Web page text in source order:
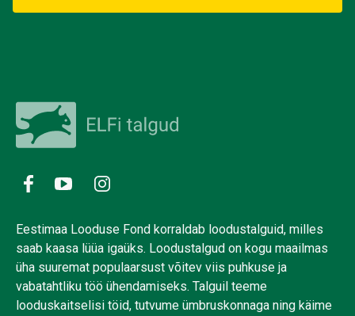
Eestimaa Looduse Fond korraldab loodustalguid, milles
saab kaasa lüüa igaüks. Loodustalgud on kogu maailmas
üha suuremat populaarsust võitev viis puhkuse ja
vabatahtliku töö ühendamiseks. Talguil teeme
looduskaitselisi töid, tutvume ümbruskonnaga ning käime